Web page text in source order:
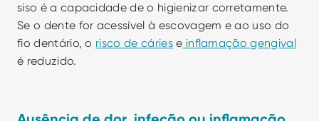
siso é a capacidade de o higienizar corretamente.
Se o dente for acessível à escovagem e ao uso do
fio dentário, o risco de cáries e inflamação gengival
é reduzido.